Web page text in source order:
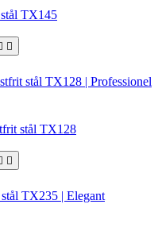
TX145

stål TX128
